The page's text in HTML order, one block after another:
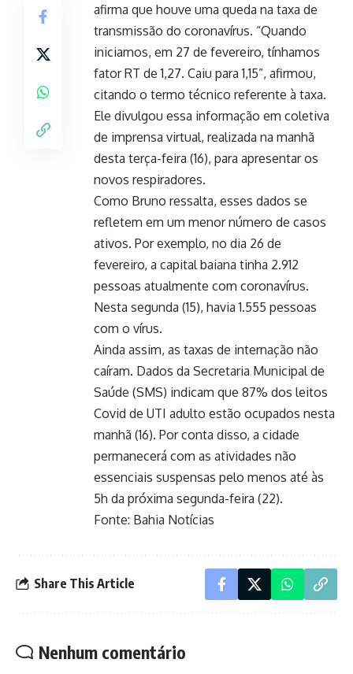
afirma que houve uma queda na taxa de
transmissão do coronavírus. “Quando
iniciamos, em 27 de fevereiro, tínhamos
fator RT de 1,27. Caiu para 1,15”, afirmou,
citando o termo técnico referente à taxa.
Ele divulgou essa informação em coletiva
de imprensa virtual, realizada na manhã
desta terça-feira (16), para apresentar os
novos respiradores.
Como Bruno ressalta, esses dados se
refletem em um menor número de casos
ativos. Por exemplo, no dia 26 de
fevereiro, a capital baiana tinha 2.912
pessoas atualmente com coronavírus.
Nesta segunda (15), havia 1.555 pessoas
com o vírus.
Ainda assim, as taxas de internação não
caíram. Dados da Secretaria Municipal de
Saúde (SMS) indicam que 87% dos leitos
Covid de UTI adulto estão ocupados nesta
manhã (16). Por conta disso, a cidade
permanecerá com as atividades não
essenciais suspensas pelo menos até às
5h da próxima segunda-feira (22).
Fonte: Bahia Notícias
Share This Article
Nenhum comentário